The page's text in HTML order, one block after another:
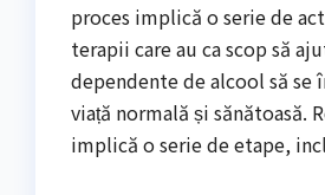
proces implică o serie de
terapii care au ca scop să
dependente de alcool să se
viață normală și sănătoasă.
implică o serie de etape,